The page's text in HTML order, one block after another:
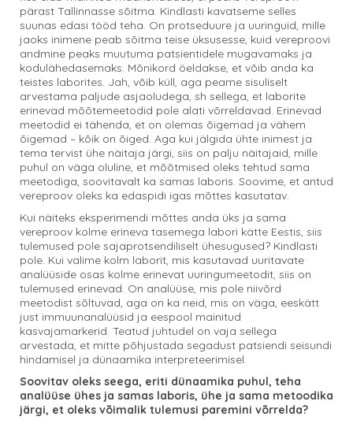
pärast Tallinnasse sõitma. Kindlasti kavatseme selles
suunas edasi tööd teha. On protseduure ja uuringuid, mille
jaoks inimene peab sõitma teise üksusesse, kuid vereproovi
andmine peaks muutuma patsientidele mugavamaks ja
kodulähedasemaks. Mõnikord öeldakse, et võib anda ka
teistes laborites. Jah, võib küll, aga peame sisuliselt
arvestama paljude asjaoludega, sh sellega, et laborite
erinevad mõõtemeetodid pole alati võrreldavad. Erinevad
meetodid ei tähenda, et on olemas õigemad ja vähem
õigemad – kõik on õiged. Aga kui jälgida ühte inimest ja
tema tervist ühe näitaja järgi, siis on palju näitajaid, mille
puhul on väga oluline, et mõõtmised oleks tehtud sama
meetodiga, soovitavalt ka samas laboris. Soovime, et antud
vereproov oleks ka edaspidi igas mõttes kasutatav.
Kui näiteks eksperimendi mõttes anda üks ja sama
vereproov kolme erineva tasemega labori kätte Eestis, siis
tulemused pole sajaprotsendiliselt ühesugused? Kindlasti
pole. Kui valime kolm laborit, mis kasutavad uuritavate
analüüside osas kolme erinevat uuringumeetodit, siis on
tulemused erinevad. On analüüse, mis pole niivõrd
meetodist sõltuvad, aga on ka neid, mis on väga, eeskätt
just immuunanalüüsid ja eespool mainitud
kasvajamarkerid. Teatud juhtudel on vaja sellega
arvestada, et mitte põhjustada segadust patsiendi seisundi
hindamisel ja dünaamika interpreteerimisel.
Soovitav oleks seega, eriti dünaamika puhul, teha
analüüse ühes ja samas laboris, ühe ja sama metoodika
järgi, et oleks võimalik tulemusi paremini võrrelda?